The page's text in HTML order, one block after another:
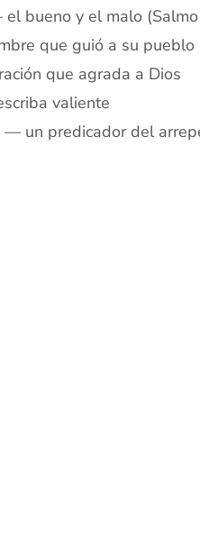
bueno y el malo
que guió a su pueblo
que agrada a Dios
valiente
— un predicador del